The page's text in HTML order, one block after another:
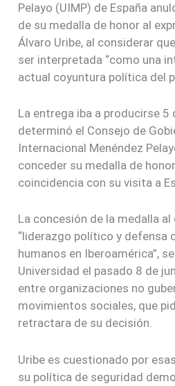
Pelayo (UIMP) de España
de su medalla de honor al
Álvaro Uribe, al considerar
ser interpretada “como una
actual coyuntura política del
La entrega iba a producirse 5
determinó el Consejo de
Internacional Menéndez
conceder su medalla de
coincidencia con su visita a
La concesión de la medalla
“liderazgo político y defensa
humanos en Iberoamérica”,
Universidad el pasado 8 de
entre organizaciones no
movimientos sociales, que
retractara de su decisión.
Uribe es cuestionado por
su política de seguridad